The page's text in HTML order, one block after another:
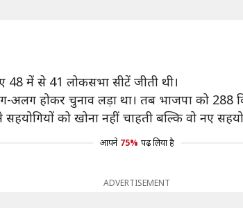
48 में से 41 लोकसभा सीटें जीती थी।
अलग होकर चुनाव लड़ा था। तब भाजपा को 288
को खोना नहीं चाहती बल्कि वो नए
आपने 75% पढ़ लिया है
ADVERTISEMENT